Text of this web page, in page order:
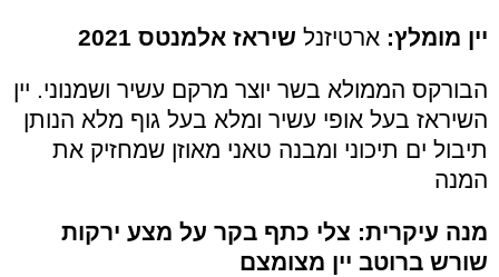
יין מומלץ: ארטיזנל שיראז אלמנטס 2021
הבורקס הממולא בשר יוצר מרקם עשיר ושמנוני. יין
השיראז בעל אופי עשיר ומלא בעל גוף מלא הנותן
תיבול ים תיכוני ומבנה טאני מאוזן שמחזיק את
המנה
מנה עיקרית: צלי כתף בקר על מצע ירקות
שורש ברוטב יין מצומצם